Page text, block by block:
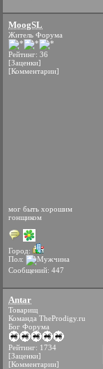
MoogSL
Житель Форума
Рейтинг: 36
[Заценки]
[Комментарии]
мог быть хорошим
гонщиком
Город:
Пол:
Сообщений: 447
Antar
Товарищ
Команда TheProdigy.ru
Бог Форума
Рейтинг: 1734
[Заценки]
[Комментарии]